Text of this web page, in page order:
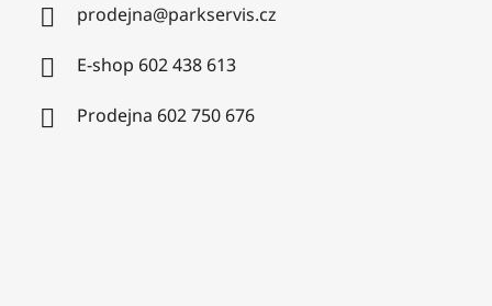
prodejna@parkservis.cz
E-shop 602 438 613
Prodejna 602 750 676